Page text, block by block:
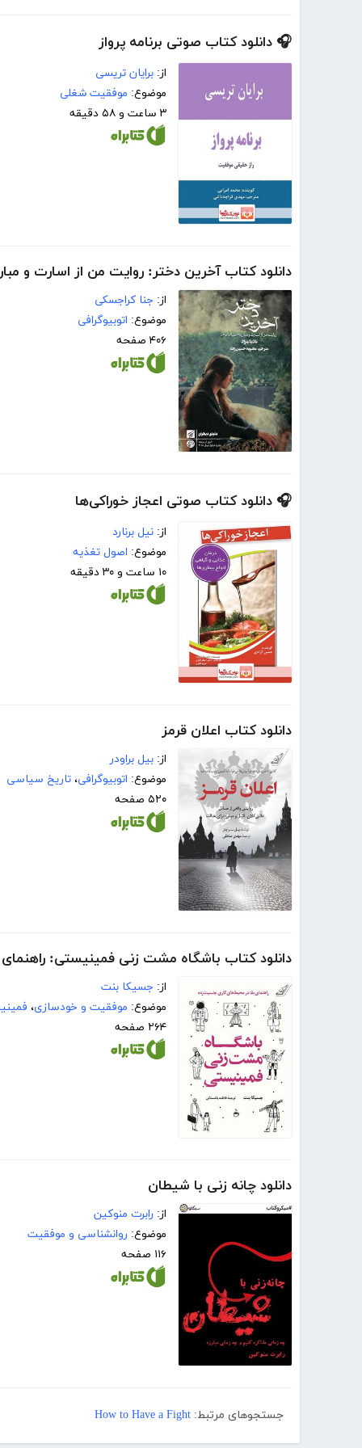
🎧 دانلود کتاب صوتی برنامه پرواز
از: برایان تریسی
موضوع: موفقیت شغلی
۳ ساعت و ۵۸ دقیقه
دانلود کتاب آخرین دختر: روایت من از اسارت و
از: جنا کراجسکی
موضوع: اتوبیوگرافی
۴۰۶ صفحه
🎧 دانلود کتاب صوتی اعجاز خوراکی‌ها
از: نیل برنارد
موضوع: اصول تغذیه
۱۰ ساعت و ۳۰ دقیقه
دانلود کتاب اعلان قرمز
از: بیل براودر
موضوع: اتوبیوگرافی، تاریخ سیاسی
۵۲۰ صفحه
دانلود کتاب باشگاه مشت زنی فمینیستی:
از: جسیکا بنت
موضوع: موفقیت و خودسازی،
۲۶۴ صفحه
دانلود چانه زنی با شیطان
از: رابرت منوکین
موضوع: روانشناسی و موفقیت
۱۱۶ صفحه
جستجوهای مرتبط: How to Have a Fight